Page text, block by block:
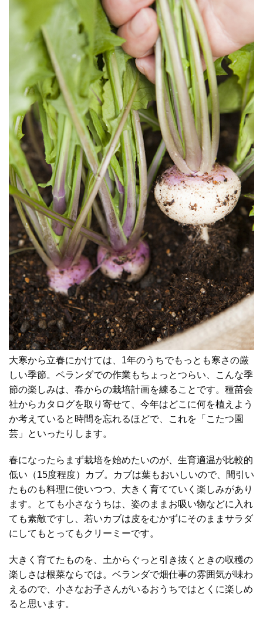
大寒から立春にかけては、1年のうちでもっとも寒さの厳
しい季節。ベランダでの作業もちょっとつらい、こんな季
節の楽しみは、春からの栽培計画を練ることです。種苗会
社からカタログを取り寄せて、今年はどこに何を植えよう
か考えていると時間を忘れるほどで、これを「こたつ園
芸」といったりします。
春になったらまず栽培を始めたいのが、生育適温が比較的
低い（15度程度）カブ。カブは葉もおいしいので、間引い
たものも料理に使いつつ、大きく育てていく楽しみがあり
ます。とても小さなうちは、姿のままお吸い物などに入れ
ても素敵ですし、若いカブは皮をむかずにそのままサラダ
にしてもとってもクリーミーです。
大きく育てたものを、土からぐっと引き抜くときの収穫の
楽しさは根菜ならでは。ベランダで畑仕事の雰囲気が味わ
えるので、小さなお子さんがいるおうちではとくに楽しめ
ると思います。